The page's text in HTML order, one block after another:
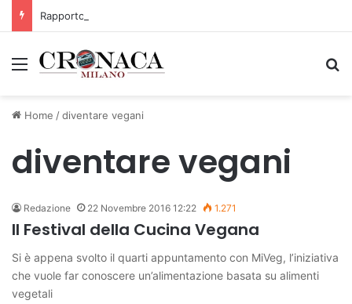
Rapporto OsMed 2025 sull’uso dei farmaci in Italia
Menu
Home /diventare vegani
diventare vegani
Redazione 22 Novembre 2016 12:22 1.271
Il Festival della Cucina Vegana
Si è appena svolto il quarti appuntamento con MiVeg, l’iniziativa
che vuole far conoscere un’alimentazione basata su alimenti
vegetali